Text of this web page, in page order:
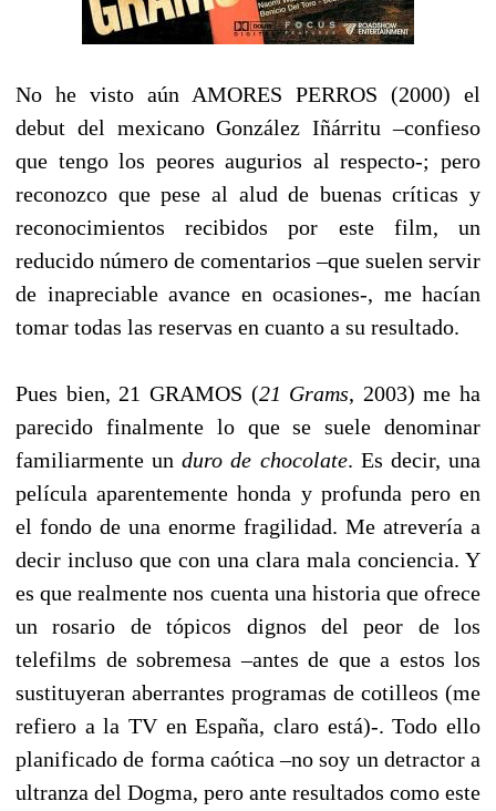
No he visto aún AMORES PERROS (2000) el
debut del mexicano González Iñárritu –confieso
que tengo los peores augurios al respecto-; pero
reconozco que pese al alud de buenas críticas y
reconocimientos recibidos por este film, un
reducido número de comentarios –que suelen servir
de inapreciable avance en ocasiones-, me hacían
tomar todas las reservas en cuanto a su resultado.
Pues bien, 21 GRAMOS (21 Grams, 2003) me ha
parecido finalmente lo que se suele denominar
familiarmente unduro de chocolate. Es decir, una
película aparentemente honda y profunda pero en
el fondo de una enorme fragilidad. Me atrevería a
decir incluso que con una clara mala conciencia. Y
es que realmente nos cuenta una historia que ofrece
un rosario de tópicos dignos del peor de los
telefilms de sobremesa –antes de que a estos los
sustituyeran aberrantes programas de cotilleos (me
refiero a la TV en España, claro está)-. Todo ello
planificado de forma caótica –no soy un detractor a
ultranza del Dogma, pero ante resultados como este